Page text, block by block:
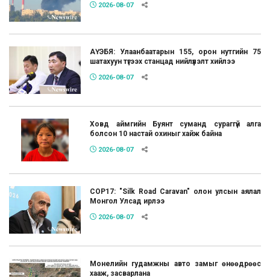
2026-08-07
АҮЭБЯ: Улаанбаатарын 155, орон нутгийн 75
шатахуун түгээх станцад нийлүүлэлт хийлээ
2026-08-07
Ховд аймгийн Буянт суманд сураггүй алга
болсон 10 настай охиныг хайж байна
2026-08-07
COP17: "Silk Road Caravan" олон улсын аялал
Монгол Улсад ирлээ
2026-08-07
Монелийн гудамжны авто замыг өнөөдрөөс
хааж, засварлана